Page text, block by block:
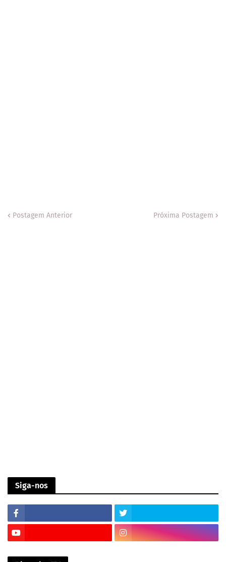
Postagem Anterior Próxima Postagem
Siga-nos